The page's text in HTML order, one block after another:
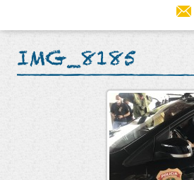
IMG_8185